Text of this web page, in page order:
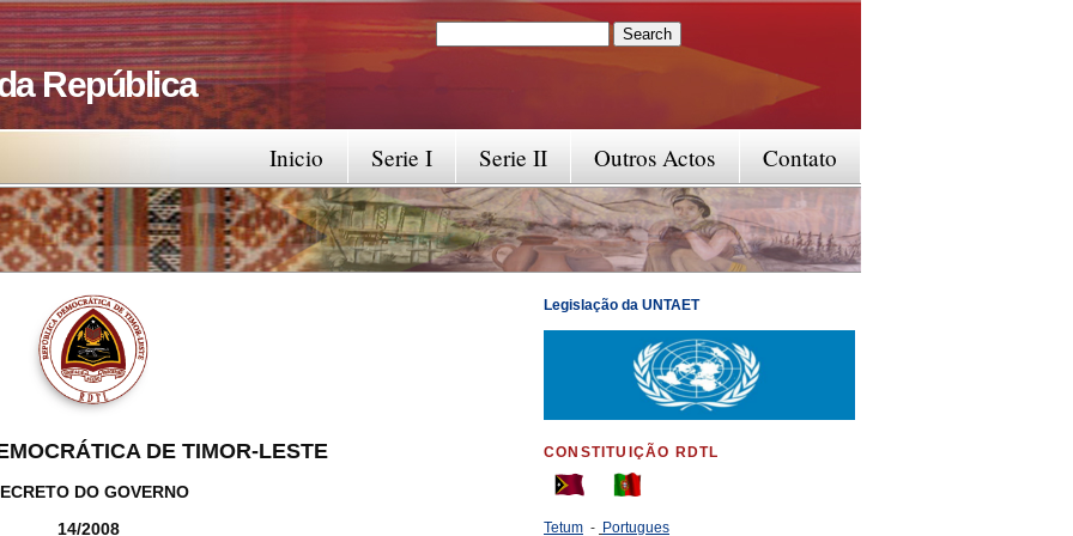
República
Search form
Contato
Outros Actos
Serie II
Serie I
Inicio
DE TIMOR-LESTE
DO GOVERNO
14/2008
Legislação da UNTAET
CONSTITUIÇÃO RDTL
Tetum - Portugues